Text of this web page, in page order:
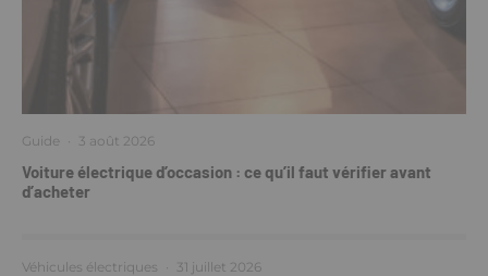
Guide · 3 août 2026
Voiture électrique d’occasion : ce qu’il faut vérifier avant
d’acheter
Véhicules électriques · 31 juillet 2026